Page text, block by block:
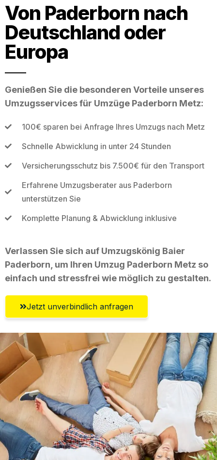
Von Paderborn nach
Deutschland oder
Europa
Genießen Sie die besonderen Vorteile unseres
Umzugsservices für Umzüge Paderborn Metz:
100€ sparen bei Anfrage Ihres Umzugs nach Metz
Schnelle Abwicklung in unter 24 Stunden
Versicherungsschutz bis 7.500€ für den Transport
Erfahrene Umzugsberater aus Paderborn
unterstützen Sie
Komplette Planung & Abwicklung inklusive
Verlassen Sie sich auf Umzugskönig Baier
Paderborn, um Ihren Umzug Paderborn Metz so
einfach und stressfrei wie möglich zu gestalten.
Jetzt unverbindlich anfragen